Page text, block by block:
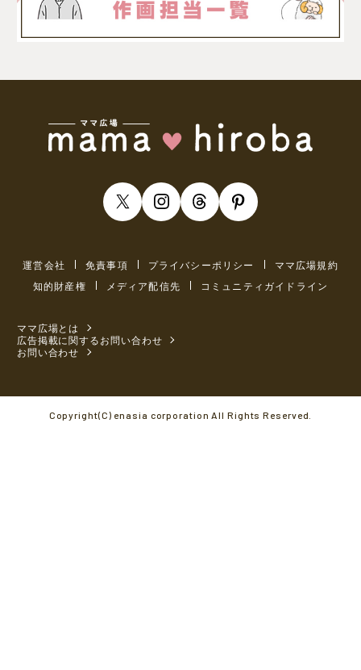
運営会社 免責事項 プライバシーポリシー
ママ広場規約
知的財産権
メディア配信先 コミュニティガイドライン
ママ広場とは
広告掲載に関するお問い合わせ
お問い合わせ
Copyright(C) enasia corporation All Rights Reserved.